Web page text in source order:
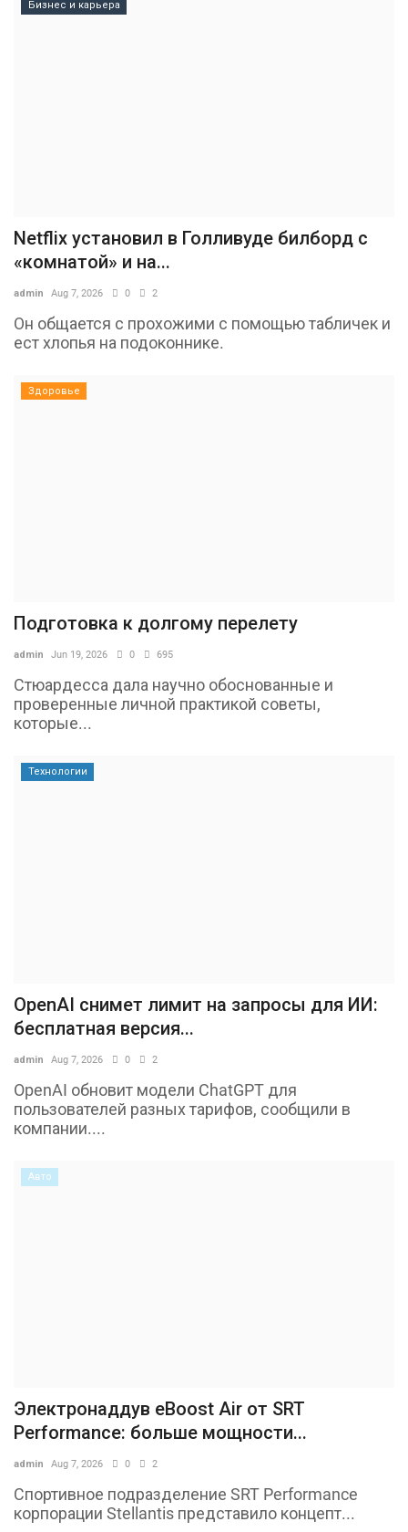
Бизнес и карьера
Netflix установил в Голливуде билборд с
«комнатой» и на...
admin Aug 7, 2026 0 2
Он общается с прохожими с помощью табличек и
ест хлопья на подоконнике.
Здоровье
Подготовка к долгому перелету
admin Jun 19, 2026 0 695
Стюардесса дала научно обоснованные и
проверенные личной практикой советы,
которые...
Технологии
OpenAI снимет лимит на запросы для ИИ:
бесплатная версия...
admin Aug 7, 2026 0 2
OpenAI обновит модели ChatGPT для
пользователей разных тарифов, сообщили в
компании....
Авто
Электронаддув eBoost Air от SRT
Performance: больше мощности...
admin Aug 7, 2026 0 2
Спортивное подразделение SRT Performance
корпорации Stellantis представило концепт...